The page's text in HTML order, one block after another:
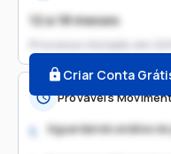
12 a 18 meses
Processo iniciado em
Criar Conta
Prováveis
1. Aguardando análise do